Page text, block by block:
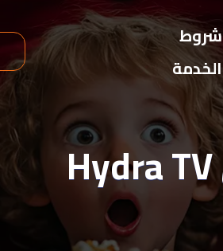
شروط
الخدمة
الكلمه الدليلية : تشغيل Hydra TV